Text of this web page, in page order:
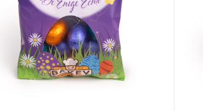
1,85 excl. BTW
Personaliseer jouw bestelling